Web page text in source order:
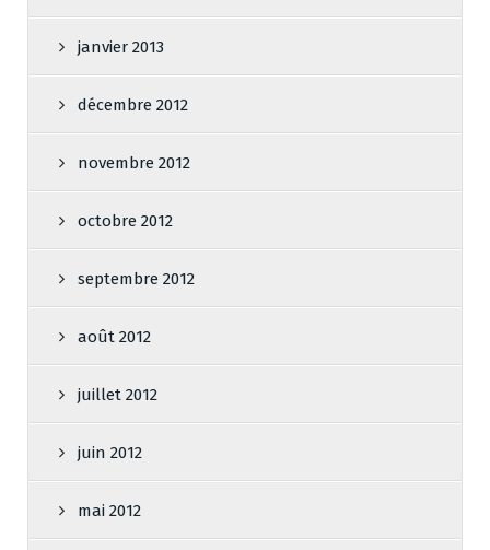
janvier 2013
décembre 2012
novembre 2012
octobre 2012
septembre 2012
août 2012
juillet 2012
juin 2012
mai 2012